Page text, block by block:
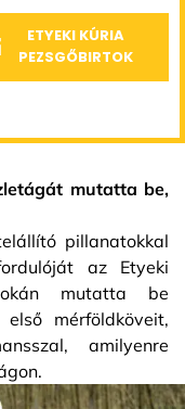
ETYEKI KÚRIA
PEZSGŐBIRTOK
mutatta be,
pillanatokkal
az Etyeki
mutatta be
mérföldköveit,
amilyenre